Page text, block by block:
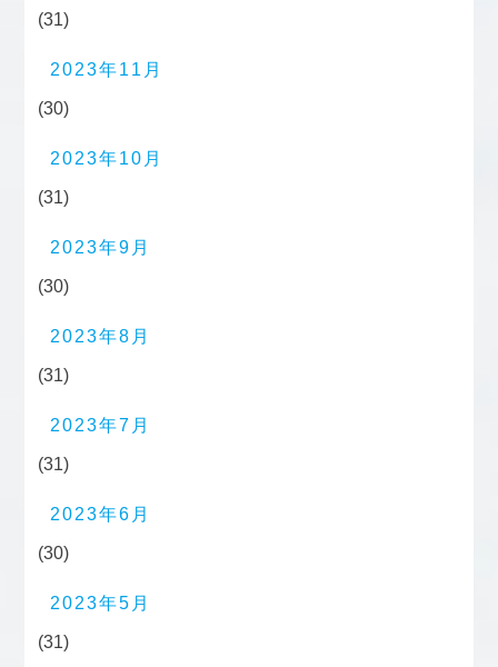
(31)
2023年11月
(30)
2023年10月
(31)
2023年9月
(30)
2023年8月
(31)
2023年7月
(31)
2023年6月
(30)
2023年5月
(31)